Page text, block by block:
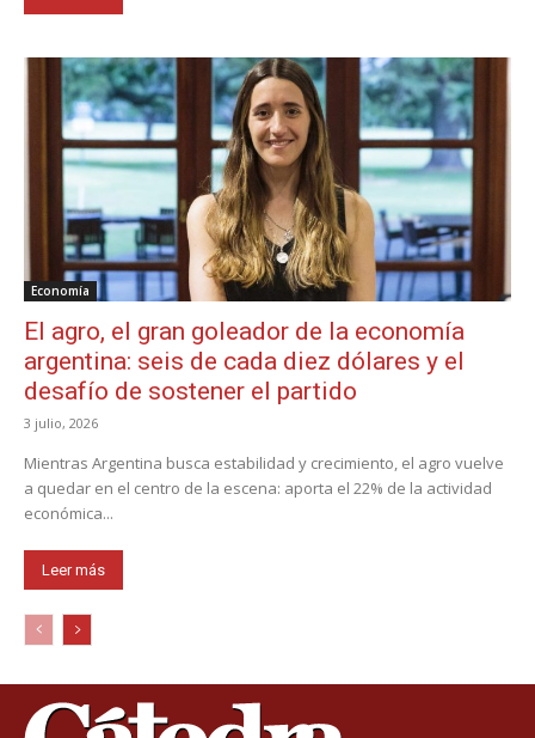
Economía
El agro, el gran goleador de la economía
argentina: seis de cada diez dólares y el
desafío de sostener el partido
3 julio, 2026
Mientras Argentina busca estabilidad y crecimiento, el agro vuelve
a quedar en el centro de la escena: aporta el 22% de la actividad
económica...
Leer más